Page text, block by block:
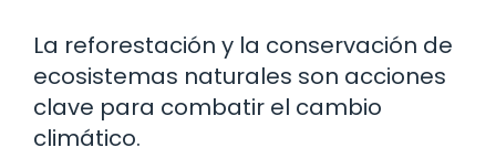
La reforestación y la conservación de
ecosistemas naturales son acciones
clave para combatir el cambio
climático.